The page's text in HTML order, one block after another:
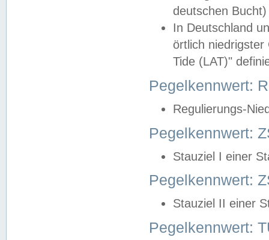
deutschen
In Deutschland
örtlich
Tide (LAT)"
Pegelkennwert:
Regulierungs-
Pegelkennwert:
Stauziel I einer
Pegelkennwert:
Stauziel II einer
Pegelkennwert: